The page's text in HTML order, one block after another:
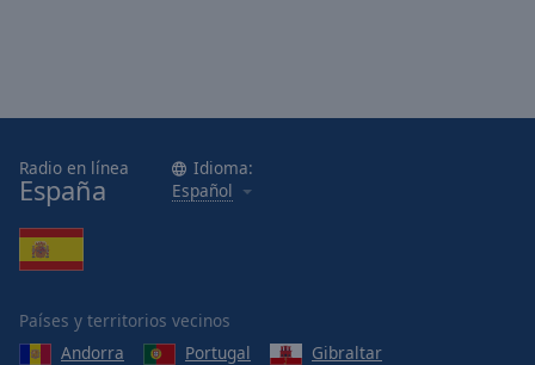
Radio en línea
España
Idioma:
Español
Países y territorios vecinos
Andorra
Portugal
Gibraltar